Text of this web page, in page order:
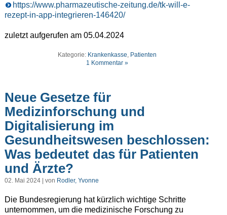
https://www.pharmazeutische-zeitung.de/tk-will-e-
rezept-in-app-integrieren-146420/
zuletzt aufgerufen am 05.04.2024
Kategorie: Krankenkasse, Patienten
1 Kommentar »
Neue Gesetze für
Medizinforschung und
Digitalisierung im
Gesundheitswesen beschlossen:
Was bedeutet das für Patienten
und Ärzte?
02. Mai 2024 | von Rodler, Yvonne
Die Bundesregierung hat kürzlich wichtige Schritte
unternommen, um die medizinische Forschung zu